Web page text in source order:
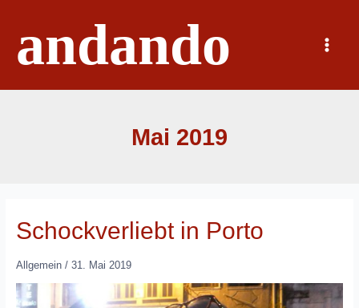
springenandando
Main
Menu
Mai 2019
Schockverliebt in Porto
Allgemein/ 31. Mai 2019